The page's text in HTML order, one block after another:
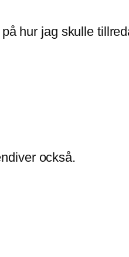
hur jag skulle
också.